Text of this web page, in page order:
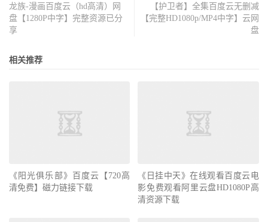
龙族-漫画百度云（hd高清）网
盘【1280P中字】完整资源已分
享
【护卫者】全集百度云无删减
【完整HD1080p/MP4中字】云网
盘
相关推荐
《阳光俱乐部》百度云【720高
清免费】磁力链接下载
《日挂中天》在线观看百度云电
影免费观看阿里云盘HD1080P高
清资源下载